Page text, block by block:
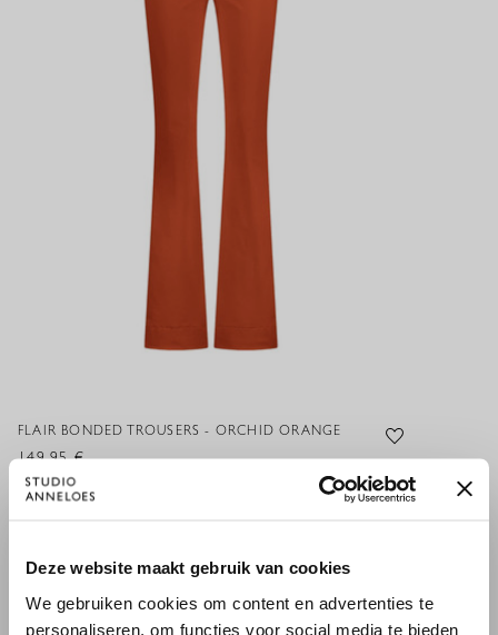
Deze website maakt gebruik van cookies
We gebruiken cookies om content en advertenties te
personaliseren, om functies voor social media te bieden
FLAIR BONDED TROUSERS - ORCHID ORANGE
149,95 €
XS S M L XL XXL
WILLKOMMEN BEI STUDIO
ANNELOES